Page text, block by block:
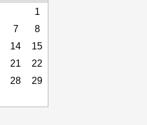
1
7
8
14
15
21
22
28
29